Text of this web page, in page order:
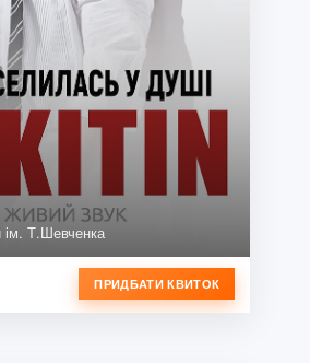
ім. Т.Шевченка
ПРИДБАТИ КВИТОК